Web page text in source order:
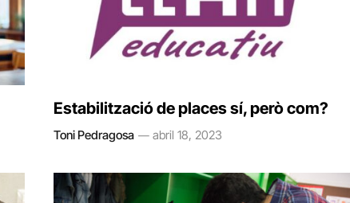
Estabilització de places sí, però com?
Toni Pedragosa abril 18, 2023